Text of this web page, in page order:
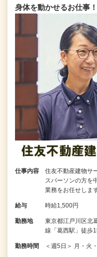
身体を動かせるお仕事
仕事内容
住友不動産建物サ
スパーソンの方を
業務をお任せしま
給与 時給1,500円
勤務地
東京都江戸川区北
線「葛西駅」徒歩
勤務時間 ＜週5日＞ 月・